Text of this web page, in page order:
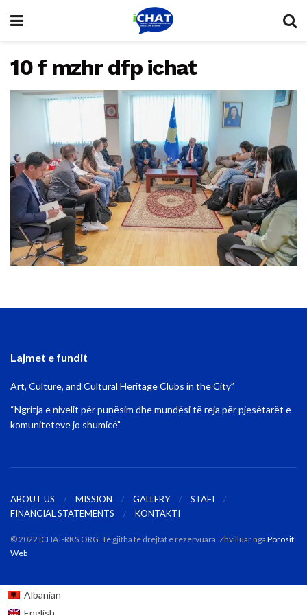
10 f mzhr dfp ichat
Lajmet e fundit
Art, Culture, and Cultural Heritage Clubs in the City”
“Ngritja e nivelit për punësim dhe mundësi të reja për pjesëtarët e
komuniteteve jo shumicë”
ABOUT US MISSION GALLERY
STAFI
FINANCIAL STATEMENTS
KONTAKTI
© 2022 ICHAT-RKS.ORG. Të gjitha të drejtat e rezervuara. Zhvilluar nga Porosit
Web
Albanian